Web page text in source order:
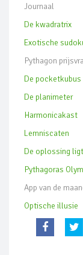
Journaal
De kwadratrix
Exotische
Pythagon
De pocketkubus
De planimeter
Harmonicakast
Lemniscaten
De oplossing
Pythagoras
App van de
Optische illusie